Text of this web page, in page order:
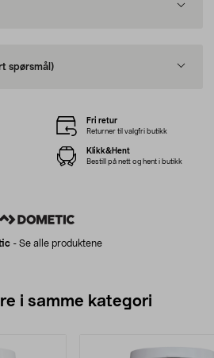
spørsmål)
- Se alle produktene
Fri retur
Returner til valgfri butikk
Klikk&Hent
Bestill på nett og hent i butikk
i samme kategori